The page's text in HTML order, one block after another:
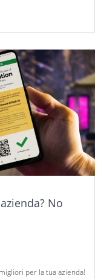
No
per la tua azienda!